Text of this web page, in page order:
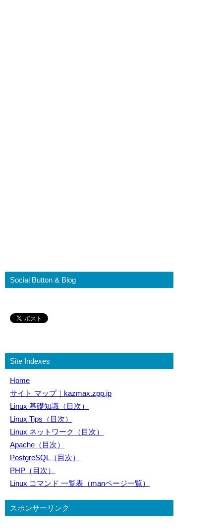
Social Button & Blog
Site Indexes
Home
サイト マップ｜kazmax.zpp.jp
Linux 基礎知識（目次）
Linux Tips（目次）
Linux ネットワーク（目次）
Apache（目次）
PostgreSQL（目次）
PHP（目次）
Linux コマンド 一覧表（manページ一覧）
スポンサーリンク